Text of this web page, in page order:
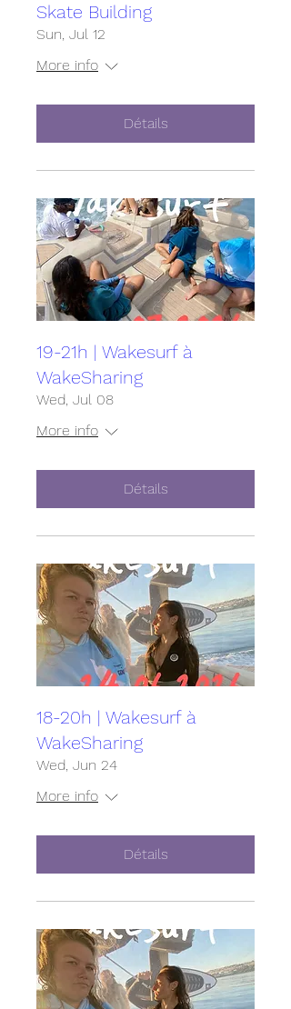
Skate Building
Sun, Jul 12
More info
Détails
19-21h | Wakesurf à
WakeSharing
Wed, Jul 08
More info
Détails
18-20h | Wakesurf à
WakeSharing
Wed, Jun 24
More info
Détails